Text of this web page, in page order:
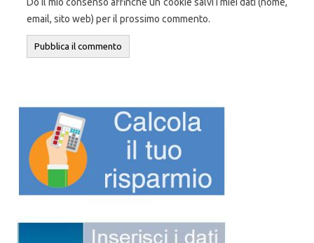
email, sito web) per il prossimo commento.